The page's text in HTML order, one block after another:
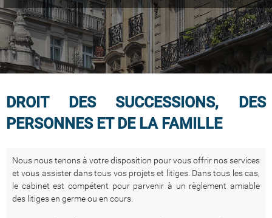
DROIT DES SUCCESSIONS, DES
PERSONNES ET DE LA FAMILLE
Nous nous tenons à votre disposition pour vous offrir nos services
et vous assister dans tous vos projets et litiges. Dans tous les cas,
le cabinet est compétent pour parvenir à un règlement amiable
des litiges en germe ou en cours.